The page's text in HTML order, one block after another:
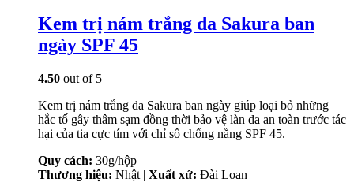
Kem trị nám trắng da Sakura ban
ngày SPF 45
4.50 out of 5
Kem trị nám trắng da Sakura ban ngày giúp loại bỏ những
hắc tố gây thâm sạm đồng thời bảo vệ làn da an toàn trước tác
hại của tia cực tím với chỉ số chống nắng SPF 45.
Quy cách: 30g/hộp
Thương hiệu: Nhật | Xuất xứ: Đài Loan